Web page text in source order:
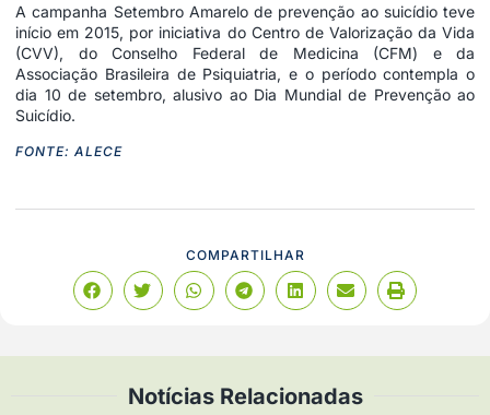
A campanha Setembro Amarelo de prevenção ao suicídio teve
início em 2015, por iniciativa do Centro de Valorização da Vida
(CVV), do Conselho Federal de Medicina (CFM) e da
Associação Brasileira de Psiquiatria, e o período contempla o
dia 10 de setembro, alusivo ao Dia Mundial de Prevenção ao
Suicídio.
FONTE: ALECE
COMPARTILHAR
Notícias Relacionadas